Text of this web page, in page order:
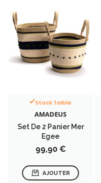
Stock faible
AMADEUS
Set De 2 Panier Mer
Egee
Prix
99,90 €
AJOUTER